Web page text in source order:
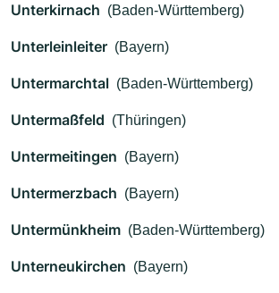
Unterkirnach (Baden-Württemberg)
Unterleinleiter (Bayern)
Untermarchtal (Baden-Württemberg)
Untermaßfeld (Thüringen)
Untermeitingen (Bayern)
Untermerzbach (Bayern)
Untermünkheim (Baden-Württemberg)
Unterneukirchen (Bayern)